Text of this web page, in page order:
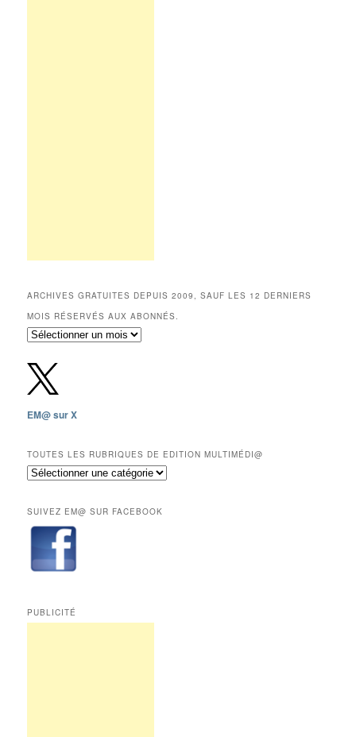
ARCHIVES GRATUITES DEPUIS 2009, SAUF LES 12 DERNIERS
MOIS RÉSERVÉS AUX ABONNÉS.
Archives
depuis
2009,
sauf
les
mois
réservés
aux
EM@ sur X
TOUTES LES RUBRIQUES DE EDITION MULTIMÉDI@
Toutes
de
Edition
Multimédi@
SUIVEZ EM@ SUR FACEBOOK
PUBLICITÉ